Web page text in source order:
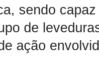
sendo
de
ação